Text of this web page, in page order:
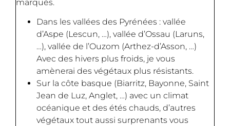
marqués.
Dans les vallées des Pyrénées : vallée
d’Aspe (Lescun, …), vallée d’Ossau (Laruns,
…), vallée de l’Ouzom (Arthez-d’Asson, …)
Avec des hivers plus froids, je vous
amènerai des végétaux plus résistants.
Sur la côte basque (Biarritz, Bayonne, Saint
Jean de Luz, Anglet, …) avec un climat
océanique et des étés chauds, d’autres
végétaux tout aussi surprenants vous